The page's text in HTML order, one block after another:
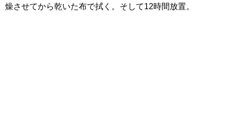
燥させてから乾いた布で拭く。そして12時間放置。